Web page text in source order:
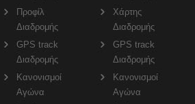
Προφίλ
Διαδρομής
GPS track
Διαδρομής
Κανονισμοί
Αγώνα
Χάρτης
Διαδρομής
GPS track
Διαδρομής
Κανονισμοί
Αγώνα